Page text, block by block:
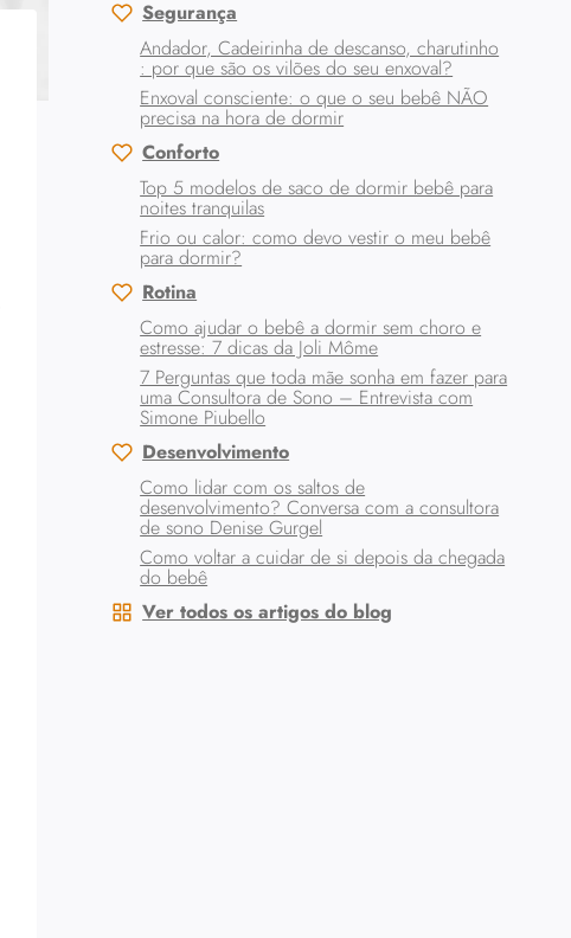
Segurança
Andador, Cadeirinha de descanso, charutinho
: por que são os vilões do seu enxoval?
Enxoval consciente: o que o seu bebê NÃO
precisa na hora de dormir
Conforto
Top 5 modelos de saco de dormir bebê para
noites tranquilas
Frio ou calor: como devo vestir o meu bebê
para dormir?
Rotina
Como ajudar o bebê a dormir sem choro e
estresse: 7 dicas da Joli Môme
7 Perguntas que toda mãe sonha em fazer para
uma Consultora de Sono – Entrevista com
Simone Piubello
Desenvolvimento
Como lidar com os saltos de
desenvolvimento? Conversa com a consultora
de sono Denise Gurgel
Como voltar a cuidar de si depois da chegada
do bebê
Ver todos os artigos do blog